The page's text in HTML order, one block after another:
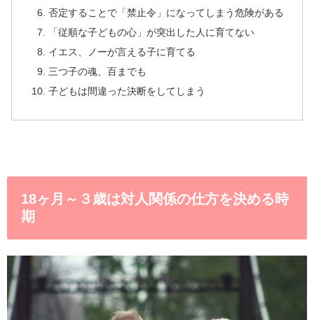
否定することで「禁止令」になってしまう危険がある
「従順な子どもの心」が突出した人に育てない
イエス、ノーが言える子に育てる
三つ子の魂、百までも
子どもは間違った決断をしてしまう
18ヶ月～３歳は対人関係の仕方を決める時
期